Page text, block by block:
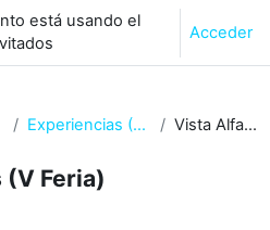
de entrada
está usando el
Acceder
Experiencias (V Feria) Vista Alfabética
Feria)